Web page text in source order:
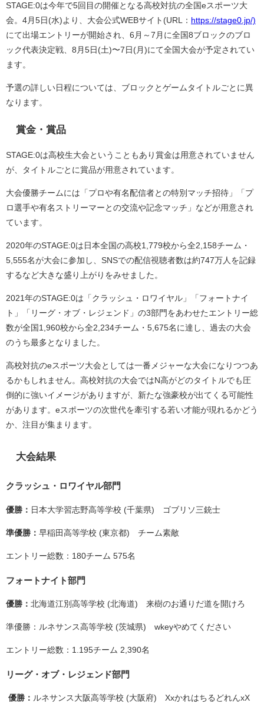
STAGE:0は今年で5回目の開催となる高校対抗の全国eスポーツ大
会。4月5日(水)より、大会公式WEBサイト(URL： https://stage0.jp/)
にて出場エントリーが開始され、6月～7月に全国8ブロックのブロ
ック代表決定戦、8月5日(土)〜7日(月)にて全国大会が予定されてい
ます。
予選の詳しい日程については、ブロックとゲームタイトルごとに異
なります。
賞金・賞品
STAGE:0は高校生大会ということもあり賞金は用意されていません
が、タイトルごとに賞品が用意されています。
大会優勝チームには「プロや有名配信者との特別マッチ招待」「プ
ロ選手や有名ストリーマーとの交流や記念マッチ」などが用意され
ています。
2020年のSTAGE:0は日本全国の高校1,779校から全2,158チーム・
5,555名が大会に参加し、SNSでの配信視聴者数は約747万人を記録
するなど大きな盛り上がりをみせました。
2021年のSTAGE:0は「クラッシュ・ロワイヤル」「フォートナイ
ト」「リーグ・オブ・レジェンド」の3部門をあわせたエントリー総
数が全国1,960校から全2,234チーム・5,675名に達し、過去の大会
のうち最多となりました。
高校対抗のeスポーツ大会としては一番メジャーな大会になりつつあ
るかもしれません。高校対抗の大会ではN高がどのタイトルでも圧
倒的に強いイメージがありますが、新たな強豪校が出てくる可能性
があります。eスポーツの次世代を牽引する若い才能が現れるかどう
か、注目が集まります。
大会結果
クラッシュ・ロワイヤル部門
優勝： 日本大学習志野高等学校 (千葉県) ゴブリソ三銃士
準優勝： 早稲田高等学校 (東京都) チーム素敵
エントリー総数：180チーム 575名
フォートナイト部門
優勝： 北海道江別高等学校 (北海道) 来樹のお通りだ道を開けろ
準優勝：ルネサンス高等学校 (茨城県) wkeyやめてください
エントリー総数：1.195チーム 2,390名
リーグ・オブ・レジェンド部門
優勝： ルネサンス大阪高等学校 (大阪府) XxかれはちるどれんxX